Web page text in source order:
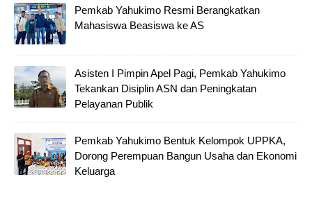
Pemkab Yahukimo Resmi Berangkatkan
Mahasiswa Beasiswa ke AS
Asisten I Pimpin Apel Pagi, Pemkab Yahukimo
Tekankan Disiplin ASN dan Peningkatan
Pelayanan Publik
Pemkab Yahukimo Bentuk Kelompok UPPKA,
Dorong Perempuan Bangun Usaha dan Ekonomi
Keluarga